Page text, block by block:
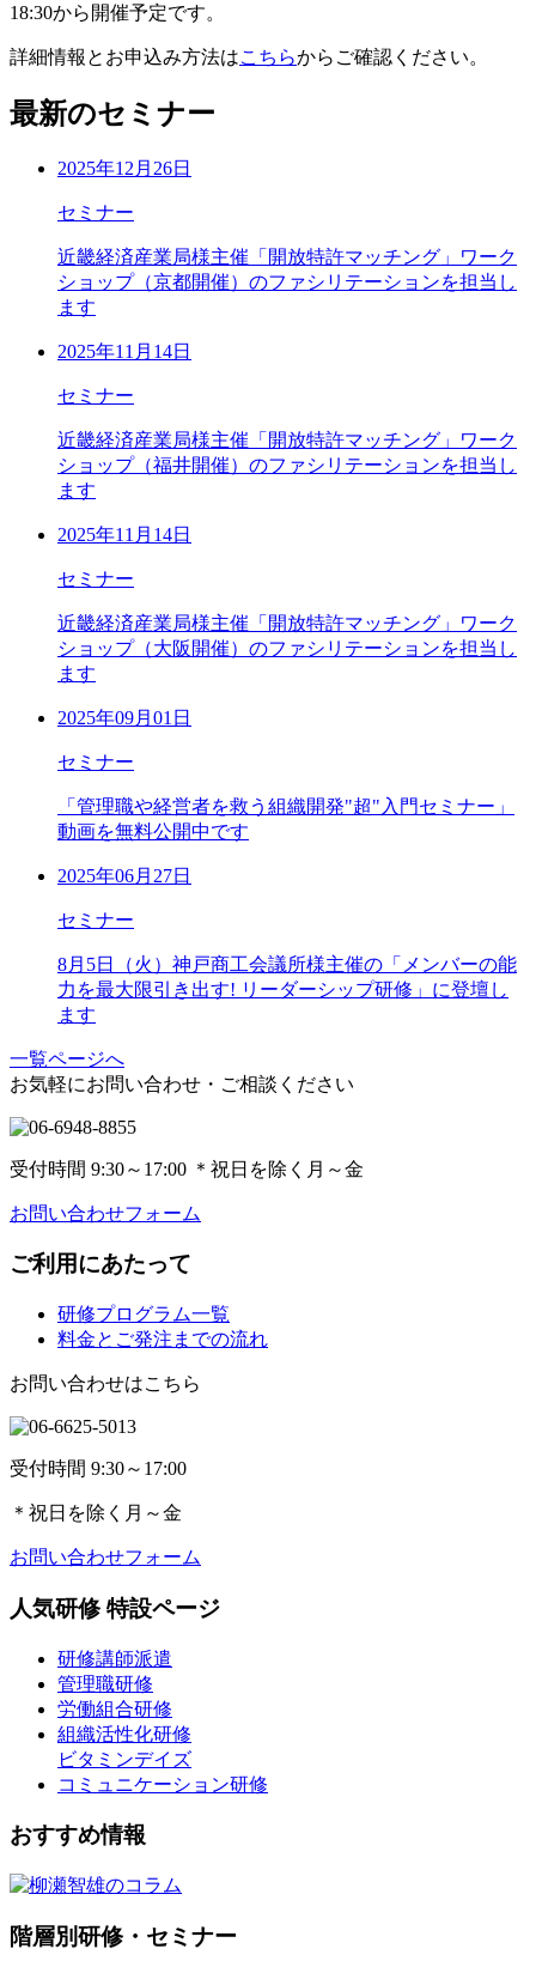
18:30から開催予定です。
詳細情報とお申込み方法はこちらからご確認ください。
最新のセミナー
2025年12月26日
セミナー
近畿経済産業局様主催「開放特許マッチング」ワーク
ショップ（京都開催）のファシリテーションを担当し
ます
2025年11月14日
セミナー
近畿経済産業局様主催「開放特許マッチング」ワーク
ショップ（福井開催）のファシリテーションを担当し
ます
2025年11月14日
セミナー
近畿経済産業局様主催「開放特許マッチング」ワーク
ショップ（大阪開催）のファシリテーションを担当し
ます
2025年09月01日
セミナー
「管理職や経営者を救う組織開発"超"入門セミナー」
動画を無料公開中です
2025年06月27日
セミナー
8月5日（火）神戸商工会議所様主催の「メンバーの能
力を最大限引き出す! リーダーシップ研修」に登壇し
ます
一覧ページへ
お気軽にお問い合わせ・ご相談ください
受付時間 9:30～17:00 ＊ 祝日を除く月～金
お問い合わせフォーム
ご利用にあたって
研修プログラム一覧
料金とご発注までの流れ
お問い合わせはこちら
受付時間 9:30～17:00
＊ 祝日を除く月～金
お問い合わせフォーム
人気研修 特設ページ
研修講師派遣
管理職研修
労働組合研修
組織活性化研修
ビタミンデイズ
コミュニケーション研修
おすすめ情報
階層別研修・セミナー